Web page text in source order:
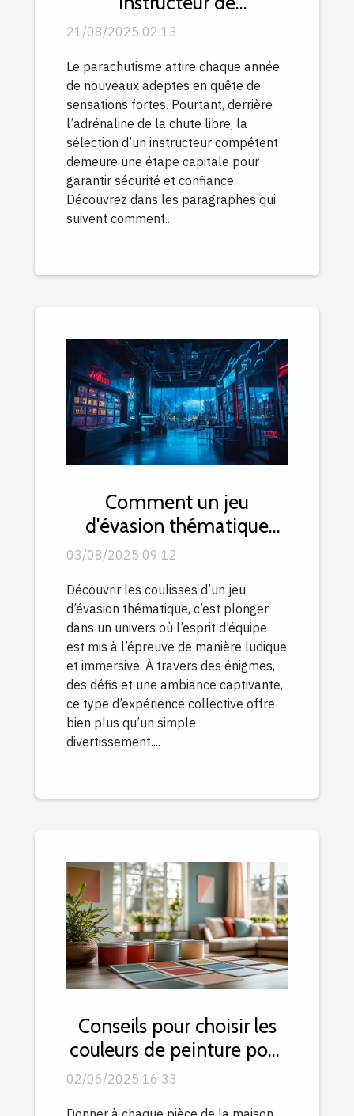
parachutisme ?
21/08/2025 02:13
Le parachutisme attire chaque année
de nouveaux adeptes en quête de
sensations fortes. Pourtant, derrière
l’adrénaline de la chute libre, la
sélection d’un instructeur compétent
demeure une étape capitale pour
garantir sécurité et confiance.
Découvrez dans les paragraphes qui
suivent comment...
Comment un jeu
d'évasion thématique
peut renforcer l'esprit
03/08/2025 09:12
Découvrir les coulisses d’un jeu
d’évasion thématique, c’est plonger
dans un univers où l’esprit d’équipe
est mis à l’épreuve de manière ludique
et immersive. À travers des énigmes,
des défis et une ambiance captivante,
ce type d’expérience collective offre
bien plus qu’un simple
divertissement....
Conseils pour choisir les
couleurs de peinture pour
chaque pièce de la
02/06/2025 16:33